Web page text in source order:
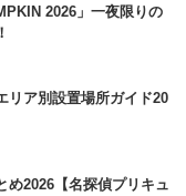
2026」一夜限りの
リア別設置場所ガイド20
め2026【名探偵プリキュ